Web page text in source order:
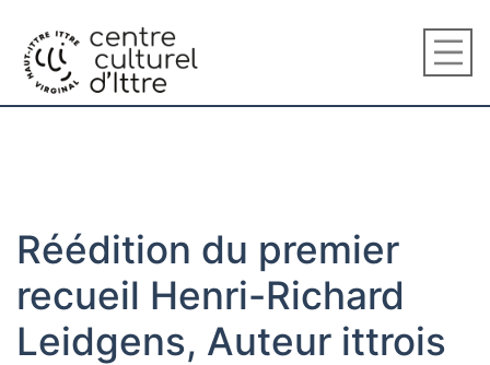
Réédition du premier
recueil Henri-Richard
Leidgens, Auteur ittrois